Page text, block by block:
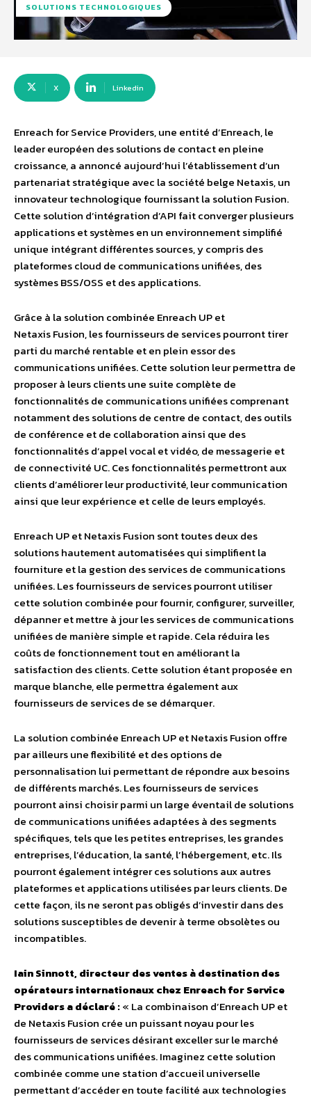
SOLUTIONS TECHNOLOGIQUES
X Linkedin
Enreach for Service Providers, une entité d’Enreach, le
leader européen des solutions de contact en pleine
croissance, a annoncé aujourd’hui l’établissement d’un
partenariat stratégique avec la société belge Netaxis, un
innovateur technologique fournissant la solution Fusion.
Cette solution d’intégration d’API fait converger plusieurs
applications et systèmes en un environnement simplifié
unique intégrant différentes sources, y compris des
plateformes cloud de communications unifiées, des
systèmes BSS/OSS et des applications.
Grâce à la solution combinée Enreach UP et
Netaxis Fusion, les fournisseurs de services pourront tirer
parti du marché rentable et en plein essor des
communications unifiées. Cette solution leur permettra de
proposer à leurs clients une suite complète de
fonctionnalités de communications unifiées comprenant
notamment des solutions de centre de contact, des outils
de conférence et de collaboration ainsi que des
fonctionnalités d’appel vocal et vidéo, de messagerie et
de connectivité UC. Ces fonctionnalités permettront aux
clients d’améliorer leur productivité, leur communication
ainsi que leur expérience et celle de leurs employés.
Enreach UP et Netaxis Fusion sont toutes deux des
solutions hautement automatisées qui simplifient la
fourniture et la gestion des services de communications
unifiées. Les fournisseurs de services pourront utiliser
cette solution combinée pour fournir, configurer, surveiller,
dépanner et mettre à jour les services de communications
unifiées de manière simple et rapide. Cela réduira les
coûts de fonctionnement tout en améliorant la
satisfaction des clients. Cette solution étant proposée en
marque blanche, elle permettra également aux
fournisseurs de services de se démarquer.
La solution combinée Enreach UP et Netaxis Fusion offre
par ailleurs une flexibilité et des options de
personnalisation lui permettant de répondre aux besoins
de différents marchés. Les fournisseurs de services
pourront ainsi choisir parmi un large éventail de solutions
de communications unifiées adaptées à des segments
spécifiques, tels que les petites entreprises, les grandes
entreprises, l’éducation, la santé, l’hébergement, etc. Ils
pourront également intégrer ces solutions aux autres
plateformes et applications utilisées par leurs clients. De
cette façon, ils ne seront pas obligés d’investir dans des
solutions susceptibles de devenir à terme obsolètes ou
incompatibles.
Iain Sinnott, directeur des ventes à destination des
opérateurs internationaux chez Enreach for Service
Providers a déclaré :« La combinaison d’Enreach UP et
de Netaxis Fusion crée un puissant noyau pour les
fournisseurs de services désirant exceller sur le marché
des communications unifiées. Imaginez cette solution
combinée comme une station d’accueil universelle
permettant d’accéder en toute facilité aux technologies